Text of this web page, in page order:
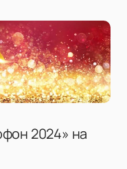
2024» на